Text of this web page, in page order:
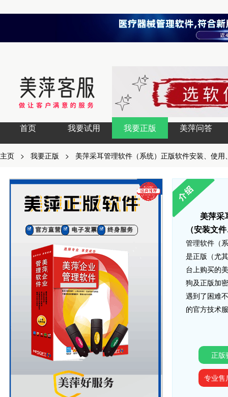
首页 我要试用 我要正版 美萍问答
主页 > 我要正版 > 美萍采耳管理软件（系统）正版软件安装、使
美萍采
（安装文
管理软件（
是正版（尤
台上购买的
狗及正版加
遇到了困难
的官方技术
正版
专业售